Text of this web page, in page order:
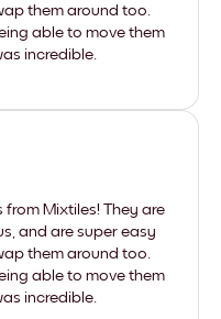
them around too.
able to move them
incredible.
Mixtiles! They are
and are super easy
them around too.
able to move them
incredible.